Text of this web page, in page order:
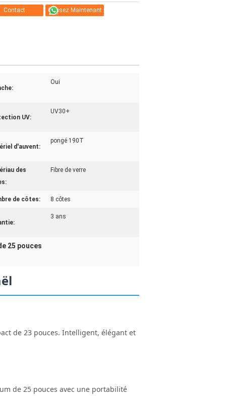
Contact Causez Maintenant
Oui
UV:
UV30+
d'auvent:
pongé 190T
des
Fibre de verre
de côtes: 8 côtes
3 ans
25 pouces
de 23 pouces. Intelligent, élégant et
de 25 pouces avec une portabilité